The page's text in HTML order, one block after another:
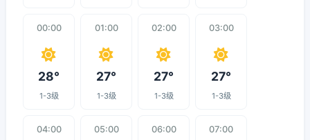
00:00
28°
1-3级
01:00
27°
1-3级
02:00
27°
1-3级
03:00
27°
1-3级
04:00 05:00 06:00 07:00